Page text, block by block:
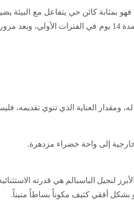
بمثابة كائن حي يتفاعل مع البيئة
يحتاج إلى طريقة ري خاصة وخاصة أثناء المراحل الأولي حتي تقوي الجذور وتثبت، حيث
ومقدار العناية الذي تنوي تقديمه،
إلى واحة خضراء مزدهرة.
لنجيل الباسبالم هي قدرته
بشكل أفقي كثيف مكوناً بساطاً متيناً.